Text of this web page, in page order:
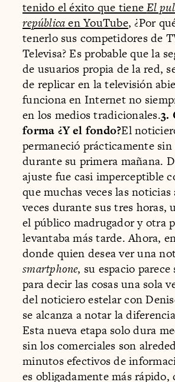
tenido el éxito que tieneEl
repúblicaen YouTube, ¿Por
tenerlo sus competidores de
Televisa? Es probable que la
de usuarios propia de la red,
de replicar en la televisión
funciona en Internet no
en los medios tradicionales.3.
forma ¿Y el fondo?El
permaneció prácticamente sin
durante su primera mañana.
ajuste fue casi imperceptible
que muchas veces las noticias
veces durante sus tres horas,
el público madrugador y otra
levantaba más tarde. Ahora,
donde quien desea ver una
smartphone, su espacio
para decir las cosas una sola
del noticiero estelar con
se alcanza a notar la
Esta nueva etapa solo dura
sin los comerciales son
minutos efectivos de
es obligadamente más rápido,